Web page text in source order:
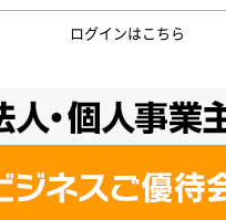
ログインはこちら